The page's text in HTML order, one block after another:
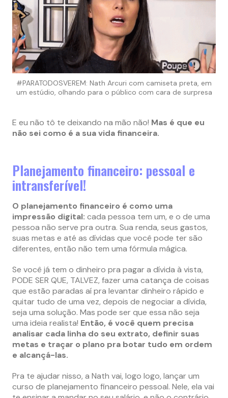
#PARATODOSVEREM: Nath Arcuri com camiseta preta, em
um estúdio, olhando para o público com cara de surpresa
E eu não tô te deixando na mão não! Mas é que eu
não sei como é a sua vida financeira.
Planejamento financeiro: pessoal e
intransferível!
O planejamento financeiro é como uma
impressão digital: cada pessoa tem um, e o de uma
pessoa não serve pra outra. Sua renda, seus gastos,
suas metas e até as dívidas que você pode ter são
diferentes, então não tem uma fórmula mágica.
Se você já tem o dinheiro pra pagar a dívida à vista,
PODE SER QUE, TALVEZ, fazer uma catança de coisas
que estão paradas aí pra levantar dinheiro rápido e
quitar tudo de uma vez, depois de negociar a dívida,
seja uma solução. Mas pode ser que essa não seja
uma ideia realista! Então, é você quem precisa
analisar cada linha do seu extrato, definir suas
metas e traçar o plano pra botar tudo em ordem
e alcançá-las.
Pra te ajudar nisso, a Nath vai, logo logo, lançar um
curso de planejamento financeiro pessoal. Nele, ela vai